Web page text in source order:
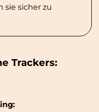
sie sicher zu
Trackers: